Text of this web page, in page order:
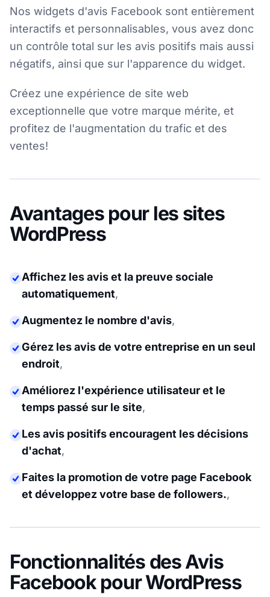
Nos widgets d'avis Facebook sont entièrement
interactifs et personnalisables, vous avez donc
un contrôle total sur les avis positifs mais aussi
négatifs, ainsi que sur l'apparence du widget.
Créez une expérience de site web
exceptionnelle que votre marque mérite, et
profitez de l'augmentation du trafic et des
ventes!
Avantages pour les sites
WordPress
Affichez les avis et la preuve sociale
automatiquement,
Augmentez le nombre d'avis,
Gérez les avis de votre entreprise en un seul
endroit,
Améliorez l'expérience utilisateur et le
temps passé sur le site,
Les avis positifs encouragent les décisions
d'achat,
Faites la promotion de votre page Facebook
et développez votre base de followers.,
Fonctionnalités des Avis
Facebook pour WordPress